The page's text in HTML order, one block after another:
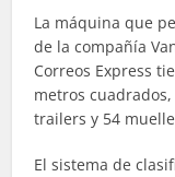
La máquina que
de la compañía
Correos Express
metros
trailers y 54
El sistema de